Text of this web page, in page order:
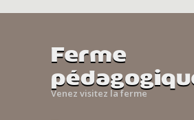
Ferme
Venez visitez la ferme